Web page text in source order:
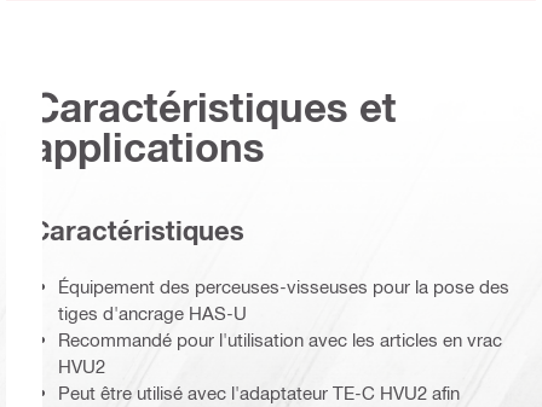
Caractéristiques et
applications
Caractéristiques
Équipement des perceuses-visseuses pour la pose des
tiges d'ancrage HAS-U
Recommandé pour l'utilisation avec les articles en vrac
HVU2
Peut être utilisé avec l'adaptateur TE-C HVU2 afin